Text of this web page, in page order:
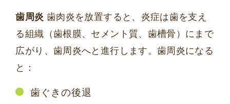
歯周炎 歯肉炎を放置すると、炎症は歯を支え
る組織（歯根膜、セメント質、歯槽骨）にまで
広がり、歯周炎へと進行します。歯周炎になる
と：
歯ぐきの後退